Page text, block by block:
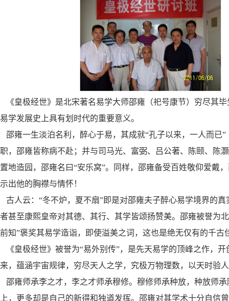
《皇极经世》是北宋著名易学大师邵雍（祀号康节）穷尽其
易学发展史上具有划时代的重要意义。
邵雍一生淡泊名利，醉心于易，其成就“孔子以来，一人而已
职，邵雍皆称病不赴；并与司马光、富弼、吕公著、陈颐、陈
置地造园，邵雍名曰“安乐窝”。同样，邵雍备受百姓敬仰爱戴
示出他的胸襟与情怀！
古人云：“冬不炉，夏不扇”即是对邵雍夫子醉心易学境界的
者甚至康熙皇帝对其德、其行、其学皆颂扬赞美。邵雍被誉为
前知”褒奖其易学造诣，即使溢美之词，这也是绝无仅有的千古
《皇极经世》被誉为“易外别传”，是先天易学的顶峰之作，
来，蕴涵宇宙规律，穷尽天人之学，究极万物理数，以天时验
邵雍师承李之才，李之才师承穆修。穆修师承种放，种放师
上，更多却是自己的新得和独道发挥。邵雍对其学术十分自信